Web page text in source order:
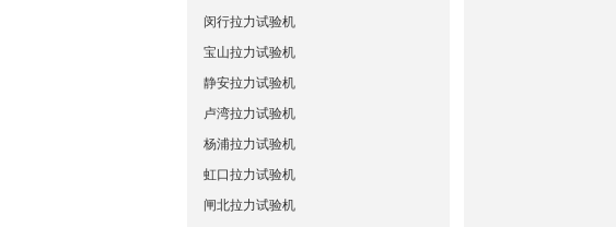
闵行拉力试验机
宝山拉力试验机
静安拉力试验机
卢湾拉力试验机
杨浦拉力试验机
虹口拉力试验机
闸北拉力试验机